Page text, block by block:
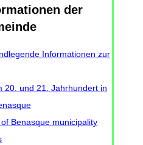
der
Informationen zur
20. und 21. Jahrhundert in
Benasque municipality